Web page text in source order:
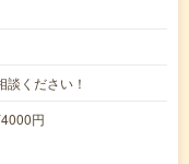
ください！
円